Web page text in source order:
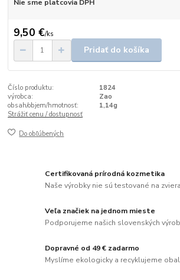
Nie sme platcovia DPH
9,50 €/ks
Pridať do košíka
Číslo produktu:
1824
výrobca:
Zao
obsah/objem/hmotnosť:
1,14g
Strážiť cenu / dostupnosť
Do obľúbených
Certifikovaná prírodná kozmetika
Naše výrobky nie sú testované na
Veľa značiek na jednom mieste
Podporujeme našich slovenských
Dopravné od 49 € zadarmo
Myslíme ekologicky a recyklujeme